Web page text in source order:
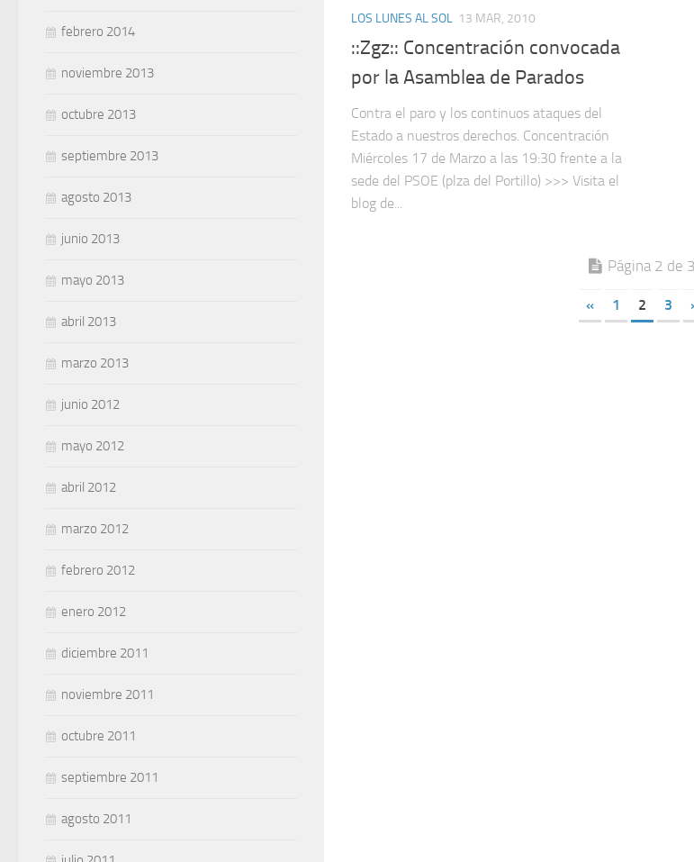
LOS LUNES AL SOL 13 MAR, 2010
::Zgz:: Concentración convocada
por la Asamblea de Parados
Contra el paro y los continuos ataques del
Estado a nuestros derechos. Concentración
Miércoles 17 de Marzo a las 19:30 frente a la
sede del PSOE (plza del Portillo) >>> Visita el
blog de...
Página 2 de 3
« 1 2 3
febrero 2014
noviembre 2013
octubre 2013
septiembre 2013
agosto 2013
junio 2013
mayo 2013
abril 2013
marzo 2013
junio 2012
mayo 2012
abril 2012
marzo 2012
febrero 2012
enero 2012
diciembre 2011
noviembre 2011
octubre 2011
septiembre 2011
agosto 2011